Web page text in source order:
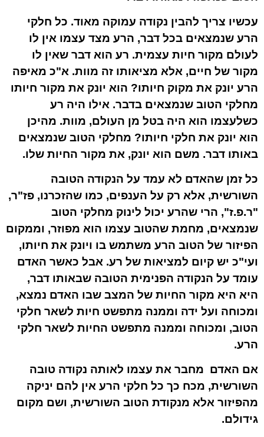
עכשיו צריך להבין נקודה עמוקה מאוד. כל חלקי
הרע שנמצאים בכל דבר, הרע מצד עצמו אין לו
לעולם מקור חיות עצמית. רע הוא דבר שאין לו
מקור של חיים, אלא מציאותו זה מוות. א"כ מאיפה
הרע יונק את מקוק חיותו? הוא יונק את מקור חיותו
מחלקי הטוב שנמצאים בדבר. אילו היה רע
כשלעצמו הוא היה בטל מן העולם, מוות. מהיכן
הוא יונק את חלקי חיותו? מחלקי הטוב שנמצאים
באותו דבר. משם הוא יונק, את מקור החיות שלו.
כל זמן שהאדם לא עמד על הנקודה הטובה
השורשית, אלא רק על הענפים, כמו שהזכרנו, פז"ר,
"ר.פ.ז", הרי שהרע יכול לינוק מחלקי הטוב
שנמצאים, מחמת שהטוב עצמו הוא מפוזר, וממקום
הפיזור של הטוב הרע משתמש בו ויונק את חיותו,
ועי"כ יש קיום למציאות של רע. אבל כאשר האדם
עומד על הנקודה הפנימית הטובה שבאותו דבר,
היא היא מקור החיות של המצב שבו האדם נמצא,
ומכוחה ועל ידה וממנה מתפשט חיות לשאר חלקי
הטוב, ומכוחה וממנה מתפשט החיות לשאר חלקי
הרע.
אם האדם מחבר את עצמו לאותה נקודה טובה
השורשית, מכח כך כל חלקי הרע אין להם יניקה
מהפיזור אלא מנקודת הטוב השורשית, ושם מקום
גידולם.